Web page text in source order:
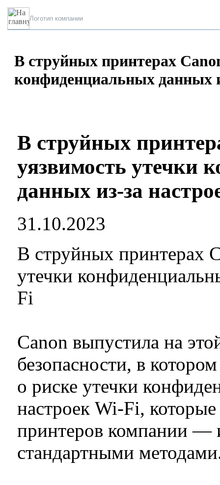
Логотип компании
В струйных принтерах
конфиденциальных данных
В струйных
уязвимость утечки
данных из-за
31.10.2023
В струйных принтерах
утечки
Fi
Canon выпустила на
безопасности, в
о риске утечки
настроек Wi-Fi,
принтеров компании —
стандартными